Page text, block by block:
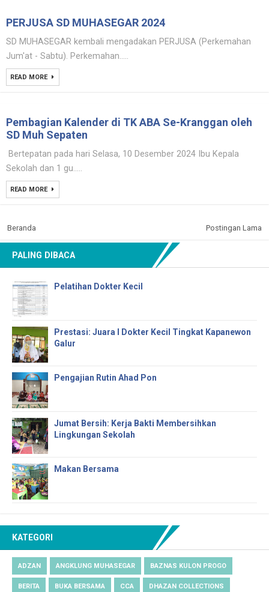
PERJUSA SD MUHASEGAR 2024
SD MUHASEGAR kembali mengadakan PERJUSA (Perkemahan
Jum'at - Sabtu). Perkemahan.....
READ MORE
Pembagian Kalender di TK ABA Se-Kranggan oleh
SD Muh Sepaten
Bertepatan pada hari Selasa, 10 Desember 2024 Ibu Kepala
Sekolah dan 1 gu.....
READ MORE
Postingan Lama
Beranda
PALING DIBACA
Pelatihan Dokter Kecil
Prestasi: Juara I Dokter Kecil Tingkat Kapanewon
Galur
Pengajian Rutin Ahad Pon
Jumat Bersih: Kerja Bakti Membersihkan
Lingkungan Sekolah
Makan Bersama
KATEGORI
ADZAN ANGKLUNG MUHASEGAR BAZNAS KULON PROGO
BERITA BUKA BERSAMA CCA DHAZAN COLLECTIONS